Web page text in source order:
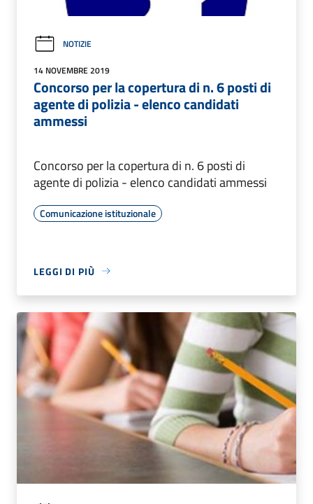
NOTIZIE
14 NOVEMBRE 2019
Concorso per la copertura di n. 6 posti di
agente di polizia - elenco candidati
ammessi
Concorso per la copertura di n. 6 posti di
agente di polizia - elenco candidati ammessi
Comunicazione istituzionale
LEGGI DI PIÙ